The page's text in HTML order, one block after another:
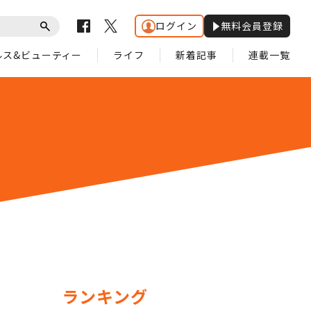
ログイン 無料会員登録
&ビューティー ライフ 新着記事 連載一覧
ランキング